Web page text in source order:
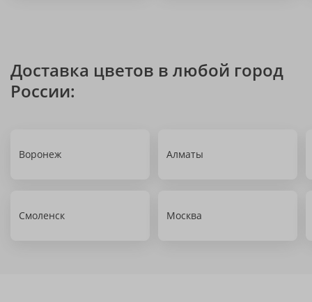
Доставка цветов в любой город
России:
Воронеж Алматы
Смоленск Москва